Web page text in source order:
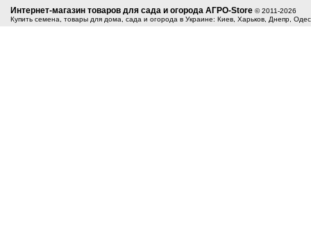
Интернет-магазин товаров для сада и огорода АГРО-Store © 2011-2026
Купить семена, товары для дома, сада и огорода в Украине: Киев, Харьков, Днепр,